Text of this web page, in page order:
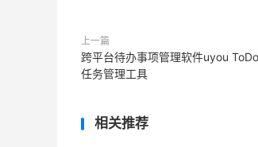
上一篇
跨平台待办事项管理软件uyou
任务管理工具
相关推荐